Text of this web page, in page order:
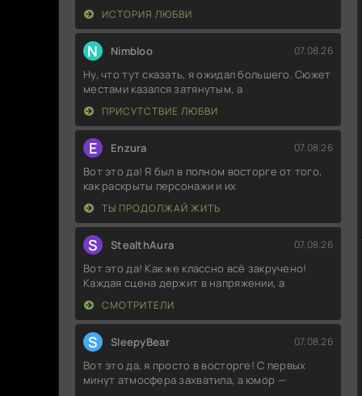
ИСТОРИЯ ЛЮБВИ
N Nimbloo 07.08.26
Ну, что тут сказать, я ожидал большего. Сюжет
местами казался затянутым, а
ПРИСУТСТВИЕ ЛЮБВИ
E Enzura 07.08.26
Вот это да! Я был в полном восторге от того,
как раскрыты персонажи и их
ТЫ ПРОДОЛЖАЙ ЖИТЬ
S StealthAura 07.08.26
Вот это да! Как же классно всё закручено!
Каждая сцена держит в напряжении, а
СМОТРИТЕЛИ
S SleepyBear 07.08.26
Вот это да, я просто в восторге! С первых
минут атмосфера захватила, а юмор —